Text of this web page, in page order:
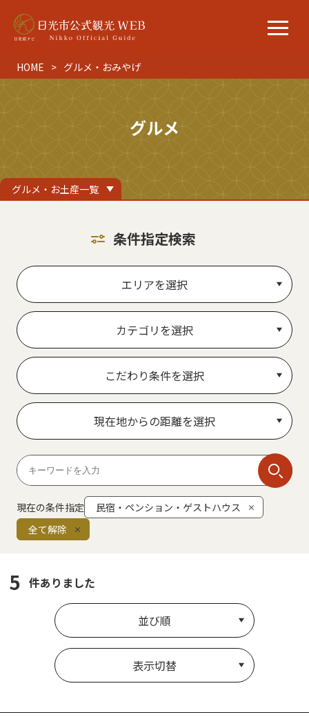
HOME グルメ・おみやげ
グルメ
グルメ・お土産一覧
条件指定検索
エリアを選択
カテゴリを選択
こだわり条件を選択
現在地からの距離を選択
現在の条件指定
民宿・ペンション・ゲストハウス
全て解除
5 件ありました
並び順
表示切替